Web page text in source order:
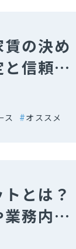
賃の決め
信頼で
ス
オススメ
とは？
務内容